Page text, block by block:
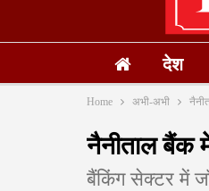
देश
Home अभी-अभी
नैनीताल बैंक
बैंकिंग सेक्टर में